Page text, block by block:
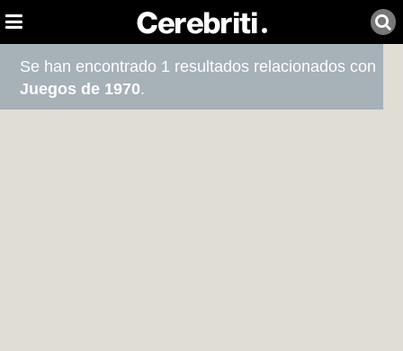
Se han encontrado 1 resultados relacionados con
Juegos de 1970.